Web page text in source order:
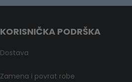
KORISNIČKA PODRŠKA
Dostava
Zamena i povrat robe